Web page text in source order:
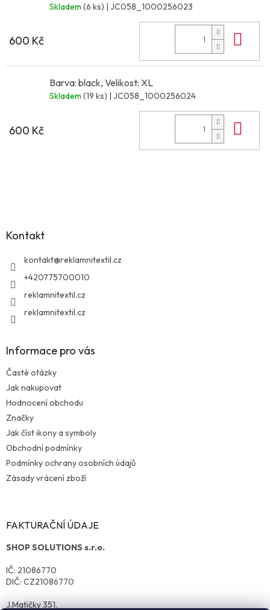
Skladem (6 ks) | JC058_1000256023
600 Kč
Barva: black, Velikost: XL
Skladem (19 ks) | JC058_1000256024
600 Kč
Kontakt
kontakt@reklamnitextil.cz
+420775700010
reklamnitextil.cz
reklamnitextil.cz
Informace pro vás
Časté otázky
Jak nakupovat
Hodnocení obchodu
Značky
Jak číst ikony a symboly
Obchodní podmínky
Podmínky ochrany osobních údajů
Zásady vrácení zboží
FAKTURAČNÍ ÚDAJE
SHOP SOLUTIONS s.r.o.
IČ: 21086770
DIČ: CZ21086770
J.Matičky 351,